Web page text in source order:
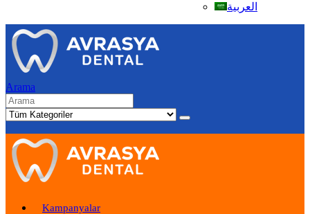
العربية
Arama
Kampanyalar